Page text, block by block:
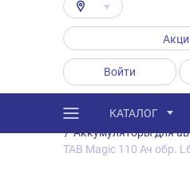
Войти
КАТАЛОГ
Каталог / Товары
/ Аккумуляторы для
TAB Magic 110 Ач обр.